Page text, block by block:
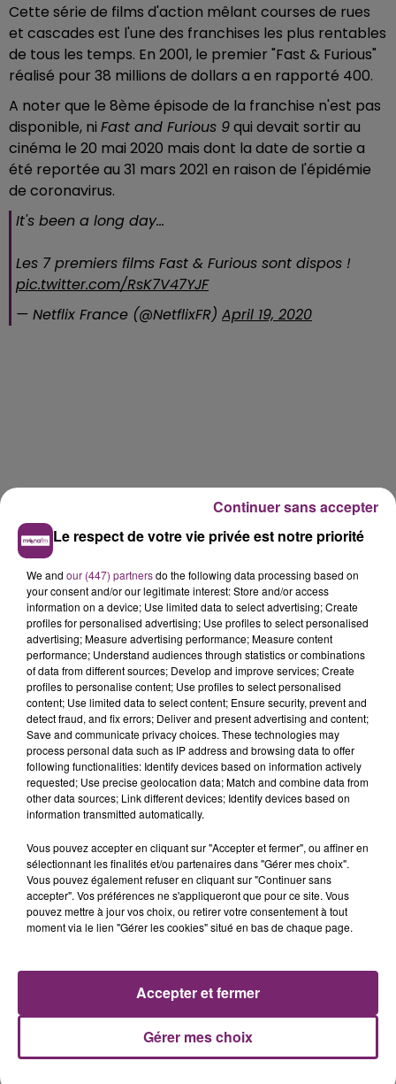
Cette série de films d'action mêlant courses de rues
et cascades est l'une des franchises les plus rentables
de tous les temps. En 2001, le premier "Fast & Furious"
réalisé pour 38 millions de dollars a en rapporté 400.
A noter que le 8ème épisode de la franchise n'est pas
disponible, ni Fast and Furious 9qui devait sortir au
cinéma le 20 mai 2020 mais dont la date de sortie a
été reportée au 31 mars 2021 en raison de l'épidémie
de coronavirus.
It's been a long day...
Les 7 premiers films Fast & Furious sont dispos !
pic.twitter.com/RsK7V47YJF
— Netflix France (@NetflixFR) April 19, 2020
La Bulle - Guinguette éphémère
de Frelinghien !
Le respect de votre vie privée est notre priorité
We and our (447) partnersdo the following data processing based on
your consent and/or our legitimate interest: Store and/or access
information on a device; Use limited data to select advertising; Create
profiles for personalised advertising; Use profiles to select personalised
advertising; Measure advertising performance; Measure content
performance; Understand audiences through statistics or combinations
of data from different sources; Develop and improve services; Create
profiles to personalise content; Use profiles to select personalised
content; Use limited data to select content; Ensure security, prevent and
detect fraud, and fix errors; Deliver and present advertising and content;
Save and communicate privacy choices. These technologies may
process personal data such as IP address and browsing data to offer
following functionalities: Identify devices based on information actively
requested; Use precise geolocation data; Match and combine data from
other data sources; Link different devices; Identify devices based on
information transmitted automatically.
Vous pouvez accepter en cliquant sur "Accepter et fermer", ou affiner en
sélectionnant les finalités et/ou partenaires dans "Gérer mes choix".
Vous pouvez également refuser en cliquant sur "Continuer sans
accepter". Vos préférences ne s'appliqueront que pour ce site. Vous
pouvez mettre à jour vos choix, ou retirer votre consentement à tout
moment via le lien "Gérer les cookies" situé en bas de chaque page.
Gérer mes choix
Accepter et fermer
Continuer sans accepter